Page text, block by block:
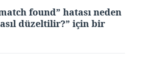
found” hatası neden
düzeltilir?” için bir